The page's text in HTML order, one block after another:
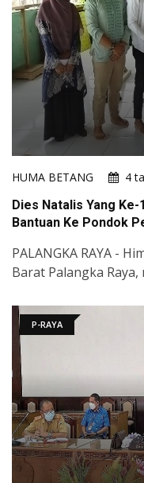
HUMA BETANG
4
Dies Natalis Yang
Bantuan Ke Pondok
PALANGKA RAYA -
Barat Palangka
P-RAYA